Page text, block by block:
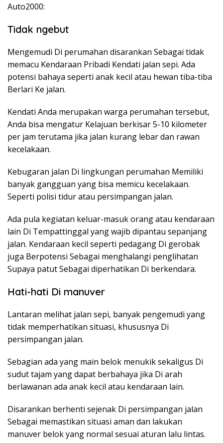
Auto2000:
Tidak ngebut
Mengemudi Di perumahan disarankan Sebagai tidak
memacu Kendaraan Pribadi Kendati jalan sepi. Ada
potensi bahaya seperti anak kecil atau hewan tiba-tiba
Berlari Ke jalan.
Kendati Anda merupakan warga perumahan tersebut,
Anda bisa mengatur Kelajuan berkisar 5-10 kilometer
per jam terutama jika jalan kurang lebar dan rawan
kecelakaan.
Kebugaran jalan Di lingkungan perumahan Memiliki
banyak gangguan yang bisa memicu kecelakaan.
Seperti polisi tidur atau persimpangan jalan.
Ada pula kegiatan keluar-masuk orang atau kendaraan
lain Di Tempattinggal yang wajib dipantau sepanjang
jalan. Kendaraan kecil seperti pedagang Di gerobak
juga Berpotensi Sebagai menghalangi penglihatan
Supaya patut Sebagai diperhatikan Di berkendara.
Hati-hati Di manuver
Lantaran melihat jalan sepi, banyak pengemudi yang
tidak memperhatikan situasi, khususnya Di
persimpangan jalan.
Sebagian ada yang main belok menukik sekaligus Di
sudut tajam yang dapat berbahaya jika Di arah
berlawanan ada anak kecil atau kendaraan lain.
Disarankan berhenti sejenak Di persimpangan jalan
Sebagai memastikan situasi aman dan lakukan
manuver belok yang normal sesuai aturan lalu lintas.